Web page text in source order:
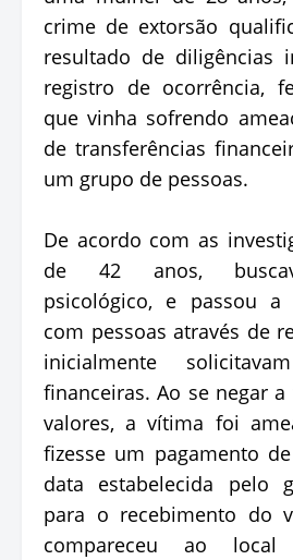
crime de extorsão
resultado de diligências
registro de ocorrência,
que vinha sofrendo
de transferências
um grupo de pessoas.
De acordo com as
de 42 anos,
psicológico, e passou a
com pessoas através de
inicialmente
financeiras. Ao se negar
valores, a vítima foi
fizesse um pagamento
data estabelecida pelo
para o recebimento do
compareceu ao